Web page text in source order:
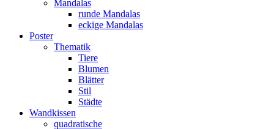
Mandalas
runde Mandalas
eckige Mandalas
Poster
Thematik
Tiere
Blumen
Blätter
Stil
Städte
Wandkissen
quadratische